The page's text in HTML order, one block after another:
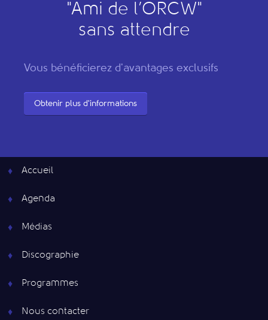
"Ami de l’ORCW"
sans attendre
Vous bénéficierez d'avantages exclusifs
Obtenir plus d'informations
Accueil
Agenda
Médias
Discographie
Programmes
Nous contacter